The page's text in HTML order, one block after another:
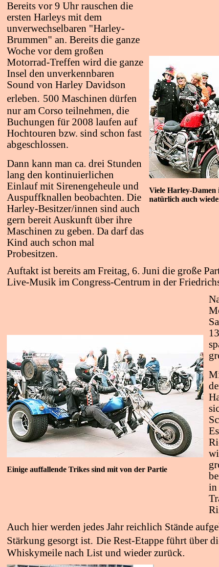
Bereits vor 9 Uhr rauschen die
ersten Harleys mit dem
unverwechselbaren "Harley-
Brummen" an. Bereits die ganze
Woche vor dem großen
Motorrad-Treffen wird die ganze
Insel den unverkennbaren
Sound von Harley Davidson
erleben. 500 Maschinen dürfen
nur am Corso teilnehmen, die
Buchungen für 2008 laufen auf
Hochtouren bzw. sind schon fast
abgeschlossen.
Dann kann man ca. drei Stunden
lang den kontinuierlichen
Einlauf mit Sirenengeheule und
Auspuffknallen beobachten. Die
Harley-Besitzer/innen sind auch
gern bereit Auskunft über ihre
Maschinen zu geben. Da darf das
Kind auch schon mal
Probesitzen.
Viele Harley-
natürlich auch
Auftakt ist bereits am Freitag, 6. Juni die große
Live-Musik im Congress-Centrum in der
Einige auffallende Trikes sind mit von der Partie
in
Auch hier werden jedes Jahr reichlich Stände
Stärkung gesorgt ist. Die Rest-Etappe führt über
Whiskymeile nach List und wieder zurück.